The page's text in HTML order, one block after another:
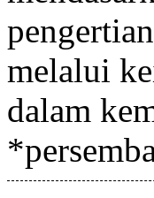
melalui
dalam